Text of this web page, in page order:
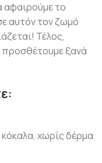
αφαιρούμε το
αυτόν τον ζωμό
Τέλος,
προσθέτουμε ξανά
χωρίς δέρμα